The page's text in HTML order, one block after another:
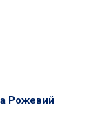
Рожевий